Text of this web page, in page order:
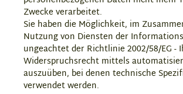
Zwecke verarbeitet.
Sie haben die Möglichkeit, im
Nutzung von Diensten der
ungeachtet der Richtlinie 2002/58/EG -
Widerspruchsrecht mittels
auszuüben, bei denen technische
verwendet werden.